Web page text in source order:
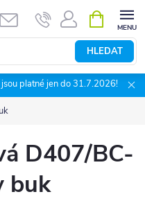
HLEDAT
NÁKUPNÍ
KOŠÍK
platné jen do 31.7.2026!
D407/BC-
buk